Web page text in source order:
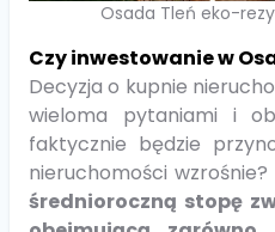
Osada Tleń eko-
Czy inwestowanie w
Decyzja o kupnie
wieloma pytaniami i
faktycznie będzie
nieruchomości wzrośnie?
średnioroczną stopę